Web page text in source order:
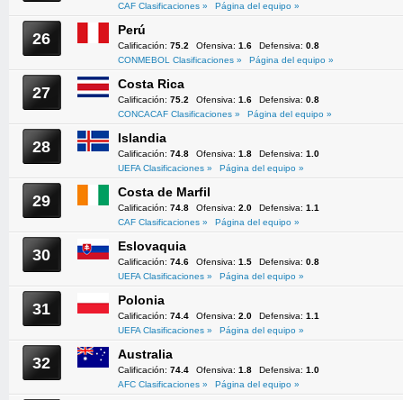
CAF Clasificaciones »
Página del equipo »
26 Perú
Calificación: 75.2 Ofensiva: 1.6 Defensiva: 0.8
CONMEBOL Clasificaciones »
Página del equipo »
27 Costa Rica
Calificación: 75.2 Ofensiva: 1.6 Defensiva: 0.8
CONCACAF Clasificaciones »
Página del equipo »
28 Islandia
Calificación: 74.8 Ofensiva: 1.8 Defensiva: 1.0
UEFA Clasificaciones »
Página del equipo »
29 Costa de Marfil
Calificación: 74.8 Ofensiva: 2.0 Defensiva: 1.1
CAF Clasificaciones »
Página del equipo »
30 Eslovaquia
Calificación: 74.6 Ofensiva: 1.5 Defensiva: 0.8
UEFA Clasificaciones »
Página del equipo »
31 Polonia
Calificación: 74.4 Ofensiva: 2.0 Defensiva: 1.1
UEFA Clasificaciones »
Página del equipo »
32 Australia
Calificación: 74.4 Ofensiva: 1.8 Defensiva: 1.0
AFC Clasificaciones »
Página del equipo »